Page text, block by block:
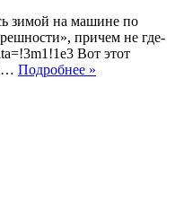
зимой на машине по
причем не где-
Вот этот
Подробнее »